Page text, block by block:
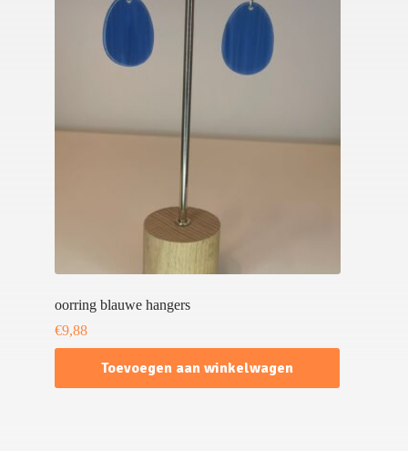
oorring blauwe hangers
€9,88
Toevoegen aan winkelwagen